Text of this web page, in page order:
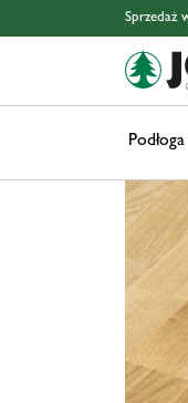
Skip to main content Skip to
Sprzedaż
Podłoga